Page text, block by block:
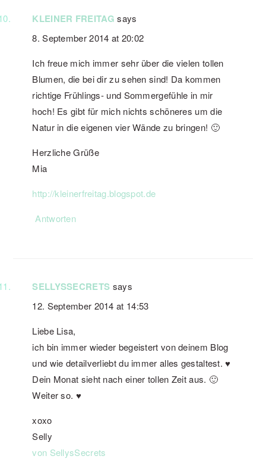
KLEINER FREITAG says
8. September 2014 at 20:02
Ich freue mich immer sehr über die vielen tollen
Blumen, die bei dir zu sehen sind! Da kommen
richtige Frühlings- und Sommergefühle in mir
hoch! Es gibt für mich nichts schöneres um die
Natur in die eigenen vier Wände zu bringen! 🙂
Herzliche Grüße
Mia
http://kleinerfreitag.blogspot.de
Antworten
SELLYSSECRETS says
12. September 2014 at 14:53
Liebe Lisa,
ich bin immer wieder begeistert von deinem Blog
und wie detailverliebt du immer alles gestaltest. ♥
Dein Monat sieht nach einer tollen Zeit aus. 🙂
Weiter so. ♥
xoxo
Selly
von SellysSecrets